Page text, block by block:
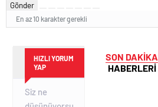
Gönder
En az 10 karakter gerekli
HIZLI YORUM
YAP
SON DAKİKA
HABERLERİ